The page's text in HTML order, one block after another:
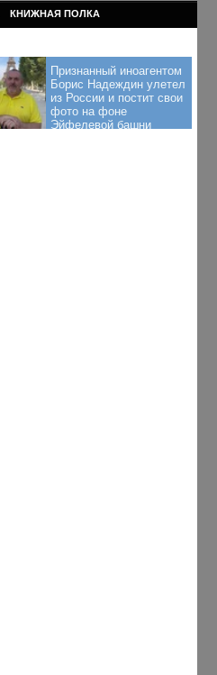
КНИЖНАЯ ПОЛКА
Признанный иноагентом
Борис Надеждин улетел
из России и постит свои
фото на фоне
Эйфелевой башни